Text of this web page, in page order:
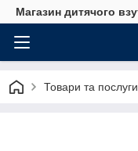
Магазин дитячого
Товари та послуги